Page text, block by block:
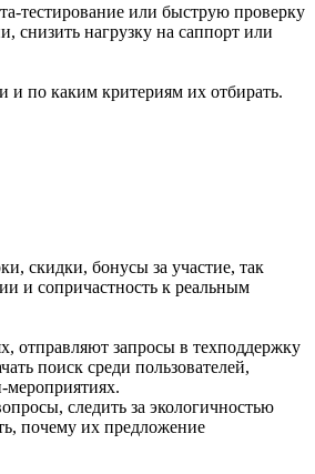
тестирование или быструю проверку
снизить нагрузку на саппорт или
и по каким критериям их отбирать.
скидки, бонусы за участие, так
и сопричастность к реальным
отправляют запросы в техподдержку
поиск среди пользователей,
мероприятиях.
следить за экологичностью
почему их предложение